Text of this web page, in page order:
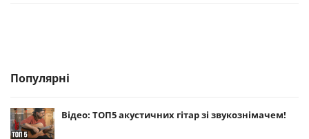
Популярні
Відео: ТОП5 акустичних гітар зі звукознімачем!